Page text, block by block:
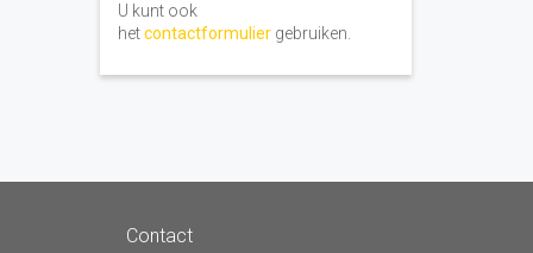
U kunt ook
hetcontactformuliergebruiken.
Contact